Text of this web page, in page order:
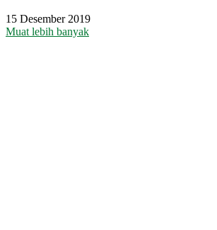
15 Desember 2019
Muat lebih banyak